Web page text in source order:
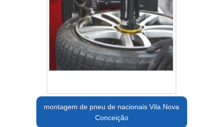
montagem de pneu de nacionais Vila Nova
Conceição